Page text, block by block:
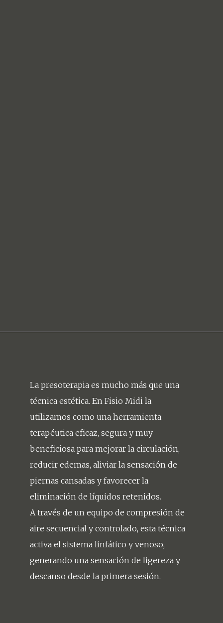
La presoterapia es mucho más que una
técnica estética. En Fisio Midi la
utilizamos como una herramienta
terapéutica eficaz, segura y muy
beneficiosa para mejorar la circulación,
reducir edemas, aliviar la sensación de
piernas cansadas y favorecer la
eliminación de líquidos retenidos.
A través de un equipo de compresión de
aire secuencial y controlado, esta técnica
activa el sistema linfático y venoso,
generando una sensación de ligereza y
descanso desde la primera sesión.